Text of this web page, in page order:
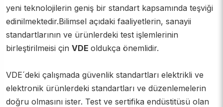
46001 Su Verimliliği Yönetim Sistemi
19443 Nükleer Enerji Yönetim Sistemi
Galoş ve Eldiven CE Belgesi
Belgelendirme
yeni teknolojilerin geniş bir standart kapsamında teşviği
edinilmektedir.Bilimsel açıdaki faaliyetlerin, sanayii
standartlarının ve ürünlerdeki test işlemlerinin
birleştirilmeisi çin VDE oldukça önemlidir.
VDE´deki çalışmada güvenlik standartları elektrikli ve
elektronik ürünlerdeki standartları ve düzenlemelerin
doğru olmasını ister. Test ve sertifika endüstitüsü olan